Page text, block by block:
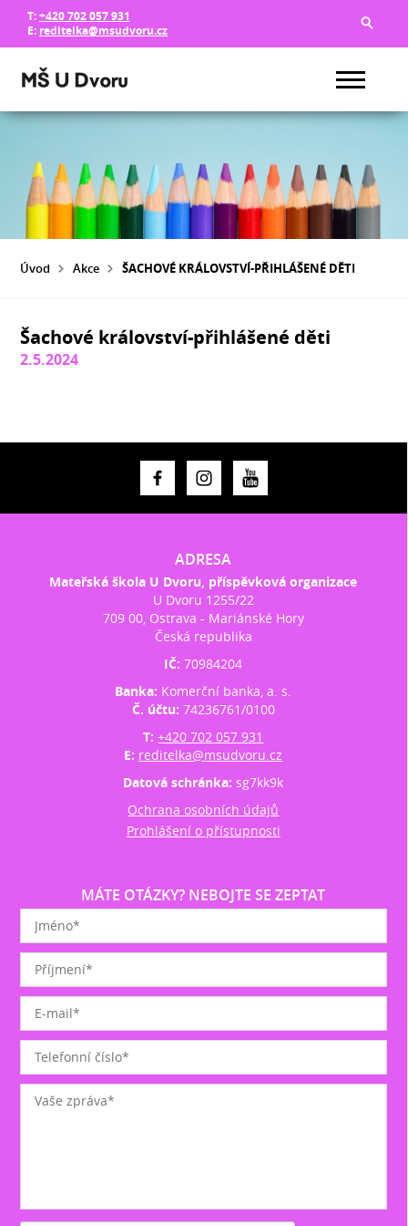
T:+420 702 057 931
E: reditelka@msudvoru.cz
Úvod Akce ŠACHOVÉ KRÁLOVSTVÍ-PŘIHLÁŠENÉ DĚTI
Šachové království-přihlášené děti
2.5.2024
ADRESA
Mateřská škola U Dvoru, příspěvková organizace
U Dvoru 1255/22
709 00, Ostrava - Mariánské Hory
Česká republika
IČ:70984204
Banka: Komerční banka, a. s.
Č. účtu: 74236761/0100
T:+420 702 057 931
E: reditelka@msudvoru.cz
Datová schránka:sg7kk9k
Ochrana osobních údajů
Prohlášení o přístupnosti
MÁTE OTÁZKY? NEBOJTE SE ZEPTAT